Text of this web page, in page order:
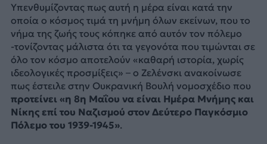
Υπενθυμίζοντας πως αυτή η μέρα είναι κατά την
οποία ο κόσμος τιμά τη μνήμη όλων εκείνων, που το
νήμα της ζωής τους κόπηκε από αυτόν τον πόλεμο
-τονίζοντας μάλιστα ότι τα γεγονότα που τιμώνται σε
όλο τον κόσμο αποτελούν «καθαρή ιστορία, χωρίς
ιδεολογικές προσμίξεις» – ο Ζελένσκι ανακοίνωσε
πως έστειλε στην Ουκρανική Βουλή νομοσχέδιο που
προτείνει «η 8η Μαΐου να είναι Ημέρα Μνήμης και
Νίκης επί του Ναζισμού στον Δεύτερο Παγκόσμιο
Πόλεμο του 1939-1945».